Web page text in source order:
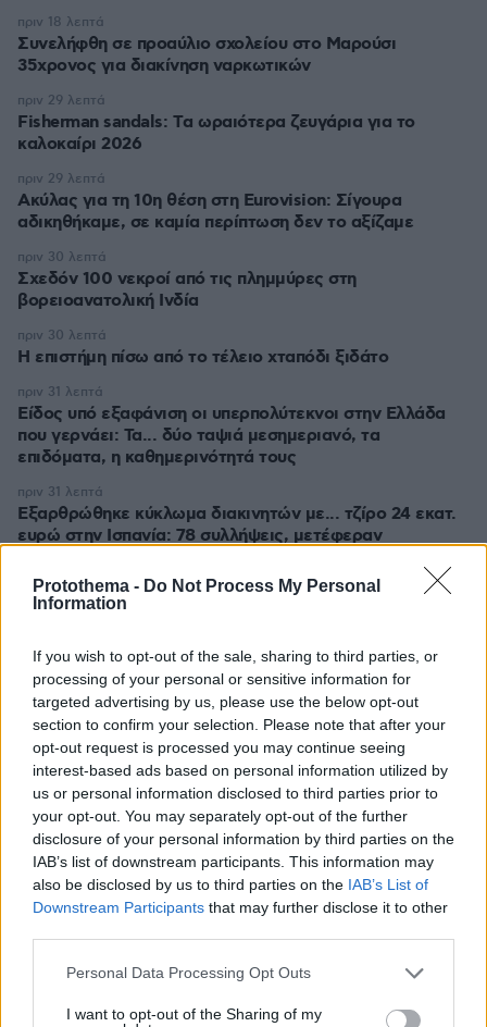
Protothema - Do Not Process My Personal
Information
If you wish to opt-out of the sale, sharing to third parties, or
processing of your personal or sensitive information for
targeted advertising by us, please use the below opt-out
section to confirm your selection. Please note that after your
opt-out request is processed you may continue seeing
interest-based ads based on personal information utilized by
us or personal information disclosed to third parties prior to
your opt-out. You may separately opt-out of the further
disclosure of your personal information by third parties on the
IAB’s list of downstream participants. This information may
also be disclosed by us to third parties on the IAB’s List of
Downstream Participants that may further disclose it to other
Please note that this website/app uses one or more Google
not limited to your visit or usage behaviour. You may click to
Personal Data Processing Opt Outs
I want to opt-out of the Sharing of my
Συνελήφθη σε προαύλιο σχολείου στο Μαρούσι
35χρονος για διακίνηση ναρκωτικών
πριν 18 λεπτά
Fisherman sandals: Tα ωραιότερα ζευγάρια για το
καλοκαίρι 2026
πριν 29 λεπτά
Ακύλας για τη 10η θέση στη Eurovision: Σίγουρα
αδικηθήκαμε, σε καμία περίπτωση δεν το αξίζαμε
πριν 29 λεπτά
Σχεδόν 100 νεκροί από τις πλημμύρες στη
βορειοανατολική Ινδία
πριν 30 λεπτά
Η επιστήμη πίσω από το τέλειο χταπόδι ξιδάτο
πριν 30 λεπτά
Είδος υπό εξαφάνιση οι υπερπολύτεκνοι στην Ελλάδα
που γερνάει: Τα... δύο ταψιά μεσημεριανό, τα
επιδόματα, η καθημερινότητά τους
πριν 31 λεπτά
Εξαρθρώθηκε κύκλωμα διακινητών με... τζίρο 24 εκατ.
ευρώ στην Ισπανία: 78 συλλήψεις, μετέφεραν
στην Ευρώπη
πριν 31 λεπτά
ΤΑ ΠΙΟ ΔΗΜΟΦΙΛΗ